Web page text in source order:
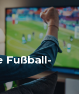
Fußball-